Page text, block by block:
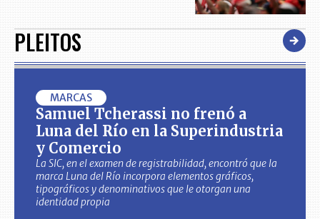
PLEITOS
MARCAS
Samuel Tcherassi no frenó a
Luna del Río en la Superindustria
y Comercio
La SIC, en el examen de registrabilidad, encontró que la
marca Luna del Río incorpora elementos gráficos,
tipográficos y denominativos que le otorgan una
identidad propia